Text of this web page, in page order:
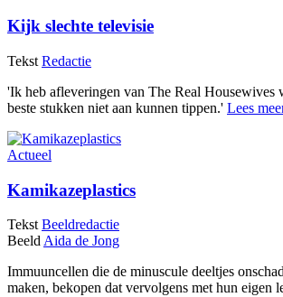
Kijk slechte televisie
Tekst Redactie
'Ik heb afleveringen van The Real Housewives
beste stukken niet aan kunnen tippen.' Lees
Actueel
Kamikazeplastics
Tekst Beeldredactie
BeeldAida de Jong
Immuuncellen die de minuscule deeltjes
maken, bekopen dat vervolgens met hun eigen